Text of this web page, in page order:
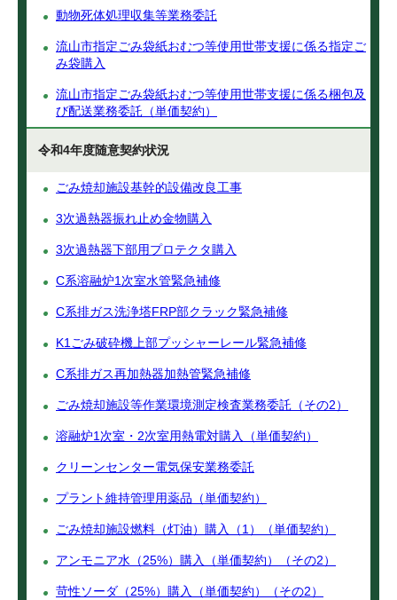
動物死体処理収集等業務委託
流山市指定ごみ袋紙おむつ等使用世帯支援に係る指定ご
み袋購入
流山市指定ごみ袋紙おむつ等使用世帯支援に係る梱包及
び配送業務委託（単価契約）
令和4年度随意契約状況
ごみ焼却施設基幹的設備改良工事
3次過熱器振れ止め金物購入
3次過熱器下部用プロテクタ購入
C系溶融炉1次室水管緊急補修
C系排ガス洗浄塔FRP部クラック緊急補修
K1ごみ破砕機上部プッシャーレール緊急補修
C系排ガス再加熱器加熱管緊急補修
ごみ焼却施設等作業環境測定検査業務委託（その2）
溶融炉1次室・2次室用熱電対購入（単価契約）
クリーンセンター電気保安業務委託
プラント維持管理用薬品（単価契約）
ごみ焼却施設燃料（灯油）購入（1）（単価契約）
アンモニア水（25%）購入（単価契約）（その2）
苛性ソーダ（25%）購入（単価契約）（その2）